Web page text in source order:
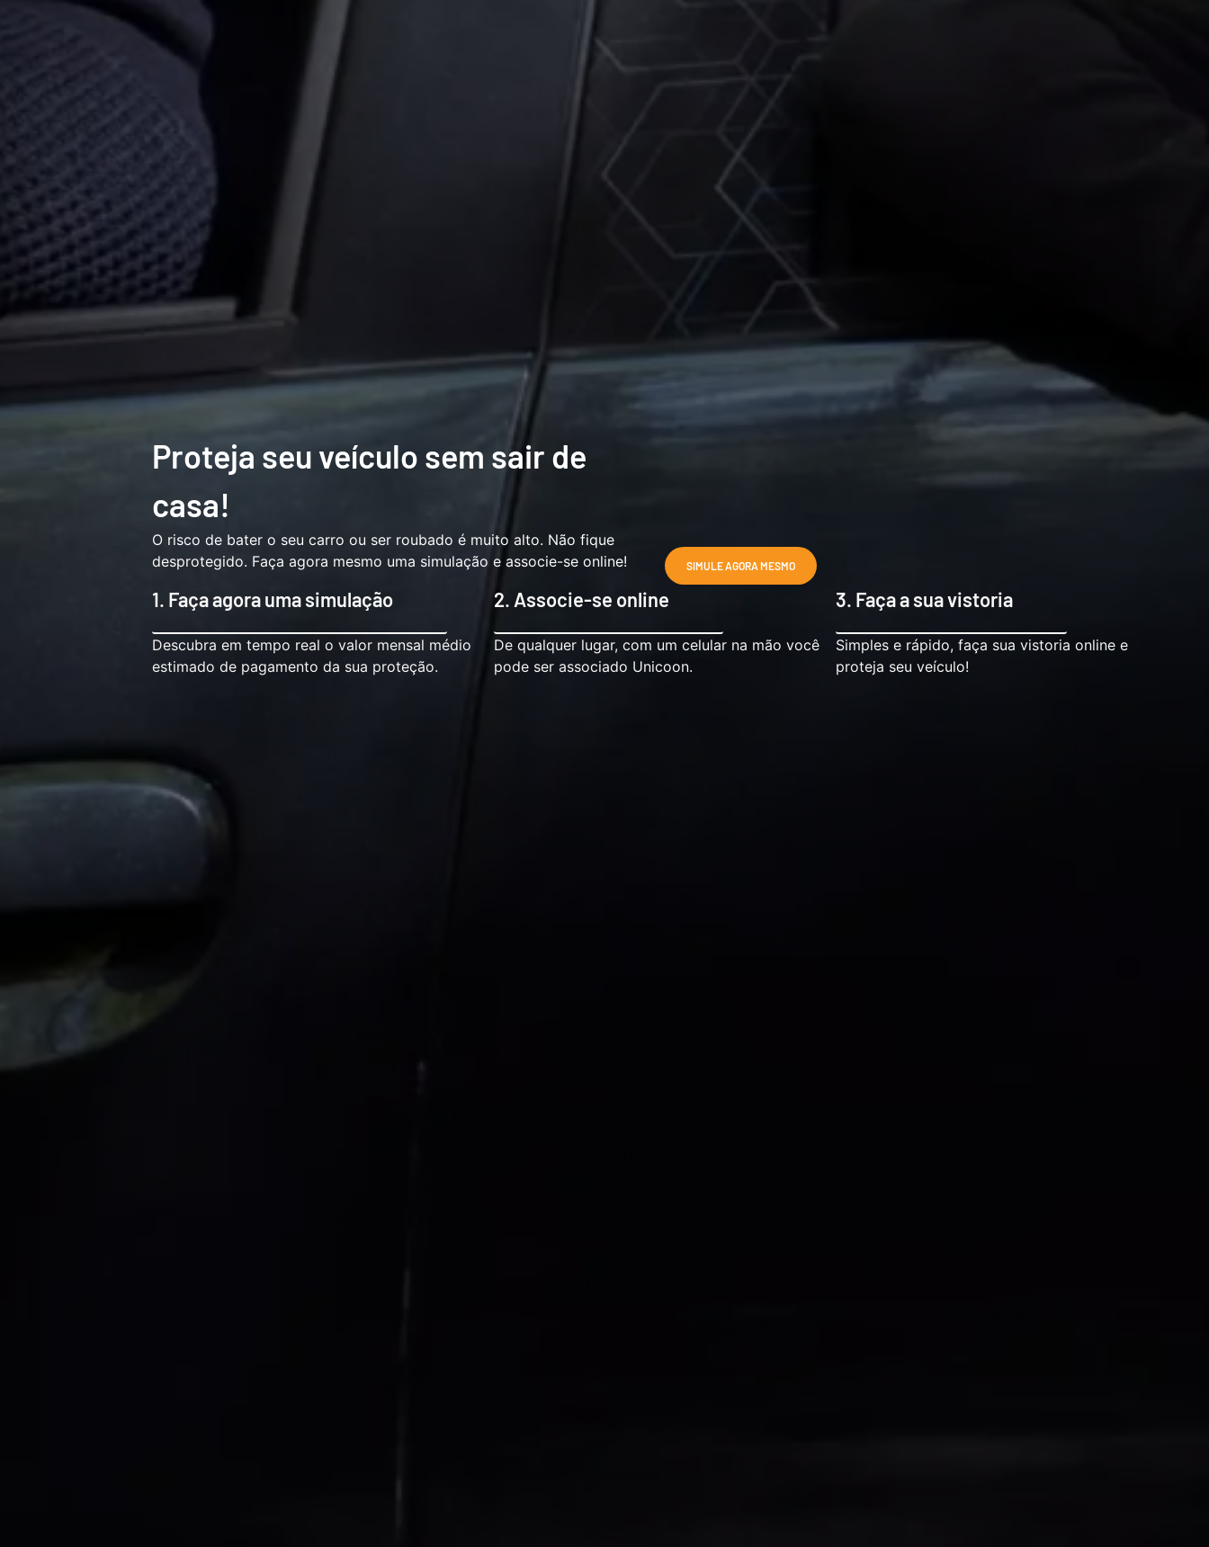
Proteja seu veículo sem sair de
casa!
O risco de bater o seu carro ou ser roubado é muito alto. Não fique
desprotegido. Faça agora mesmo uma simulação e associe-se online!
SIMULE AGORA MESMO
1. Faça agora uma simulação
Descubra em tempo real o valor mensal médio
estimado de pagamento da sua proteção.
2. Associe-se online
De qualquer lugar, com um celular na mão você
pode ser associado Unicoon.
3. Faça a sua vistoria
Simples e rápido, faça sua vistoria online e
proteja seu veículo!